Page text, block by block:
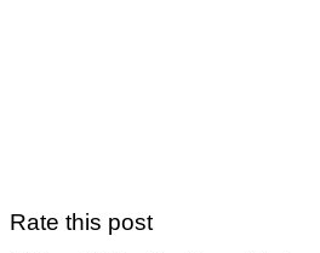
Rate this post